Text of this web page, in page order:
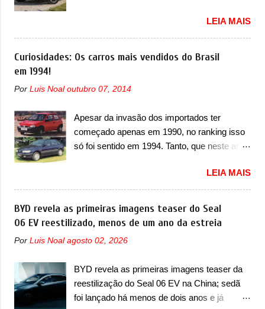
substituição do motor do ventilador HVAC
(aquecimento, ventilação e ar-condicionado).
A marca também confirmou que “foi
sobrecarga do microprocessador do Módulo
causar a perda de força motriz, requerendo a
atualização do software do modulo de...
oficialmente a nova Strada, que aparece com
mudanças visuais e com uma nova opção de
motor. Depois da picape compacta receber o
do motor 1.0 12v Turbo Flex, conhecido
a Fiat Strada soube ser mutável com
avanços importantes que a concorrência
nunca conseguiu acompanhar e agora ela
chegada do motor T200, que estreou nos
irmãos Pulse e Fastback. "A Fiat Strada é
mais do que uma picape, é uma verdadeira
revolução no mercado automotivo. Há alguns
anos era improvável pensar que uma picape
que só a Strada fez. Mais do que isso: ela é a
prova viva que time que está ganhando se
mexe sim. Ao longo da sua história, ela...
LEIA MAIS
Curiosidades: Os carros mais vendidos do Brasil
em 1994!
Por Luis Noal outubro 07, 2014
Apesar da invasão dos importados ter
começado apenas em 1990, no ranking isso
só foi sentido em 1994. Tanto, que neste ano,
ao começar pelo Chevrolet Corsa, o mais
destacado deles no ranking que perdurou no
nosso mercado até início de 2012 e com
certeza foi um grandioso lançamento da
Nesse ano também era lançada a nova
anos ganhava uma nova geração feita do
zero, apelidada de "Bolinha" por suas formas
arredondadas. Além do Gol, outro
LEIA MAIS
BYD revela as primeiras imagens teaser do Seal
06 EV reestilizado, menos de um ano da estreia
Por Luis Noal agosto 02, 2026
BYD revela as primeiras imagens teaser da
reestilização do Seal 06 EV na China; sedã
foi lançado há menos de dois anos e já